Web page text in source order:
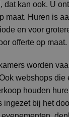
dat kan ook. U
maat. Huren is
en voor
offerte op maat.
worden
webshops die
houden
ingezet bij het